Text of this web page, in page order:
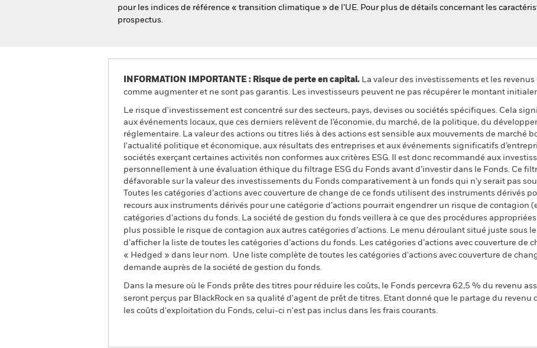
pour les indices de référence « transition climatique » de l’UE. Pour plus de détails concernant les
prospectus.
INFORMATION IMPORTANTE : Risque de perte en capital. La valeur des investissements et les
comme augmenter et ne sont pas garantis. Les investisseurs peuvent ne pas récupérer le montant
Le risque d'investissement est concentré sur des secteurs, pays, devises ou sociétés spécifiques. Cela
aux événements locaux, que ces derniers relèvent de l’économie, du marché, de la politique, du
réglementaire. La valeur des actions ou titres liés à des actions est sensible aux mouvements de marché
l'actualité politique et économique, aux résultats des entreprises et aux événements significatifs
sociétés exerçant certaines activités non conformes aux critères ESG. Il est donc recommandé aux
personnellement à une évaluation éthique du filtrage ESG du Fonds avant d’investir dans le Fonds. Ce
défavorable sur la valeur des investissements du Fonds comparativement à un fonds qui n'y serait pas
Toutes les catégories d’actions avec couverture de change de ce fonds utilisent des instruments dérivés
recours aux instruments dérivés pour une catégorie d’actions pourrait engendrer un risque de contagion
catégories d’actions du fonds. La société de gestion du fonds veillera à ce que des procédures
plus possible le risque de contagion aux autres catégories d’actions. Le menu déroulant situé juste sous
d’afficher la liste de toutes les catégories d’actions du fonds. Les catégories d’actions avec couverture de
« Hedged » dans leur nom. Une liste complète de toutes les catégories d'actions avec couverture de
demande auprès de la société de gestion du fonds.
Dans la mesure où le Fonds prête des titres pour réduire les coûts, le Fonds percevra 62,5 % du revenu
seront perçus par BlackRock en sa qualité d'agent de prêt de titres. Etant donné que le partage du
les coûts d'exploitation du Fonds, celui-ci n'est pas inclus dans les frais courants.